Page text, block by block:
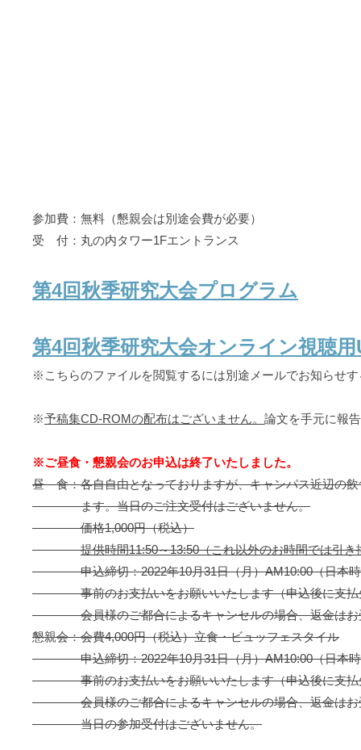
参加費：無料（懇親会は別途会費が必要）
受 付：丸の内タワー1Fエントランス
第4回秋季研究大会プログラム
第4回秋季研究大会オンライン視聴
※こちらのファイルを閲覧するには別途メールでお知らせ
※予稿集CD-ROMの配布はございません。 論文を手元に報
※ご昼食・懇親会のお申込は終了いたしました。
昼 食：各自自由となっておりますが、キャンパス近辺の
ます。当日のご注文受付はございません。
価格1,000円（税込）
提供時間11:50～13:50（これ以外のお時間では引
申込締切：2022年10月31日（月）AM10:00（日本時
事前のお支払いをお願いいたします（申込後に支払
会員様のご都合によるキャンセルの場合、返金はお受
懇親会：会費4,000円（税込）立食・ビュッフェスタイル
申込締切：2022年10月31日（月）AM10:00（日本時
事前のお支払いをお願いいたします（申込後に支払
会員様のご都合によるキャンセルの場合、返金はお受
当日の参加受付はございません。